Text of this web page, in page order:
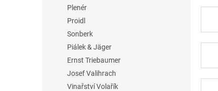
Plenér
Proidl
Sonberk
Piálek & Jäger
Ernst Triebaumer
Josef Valihrach
Vinařství Volařík